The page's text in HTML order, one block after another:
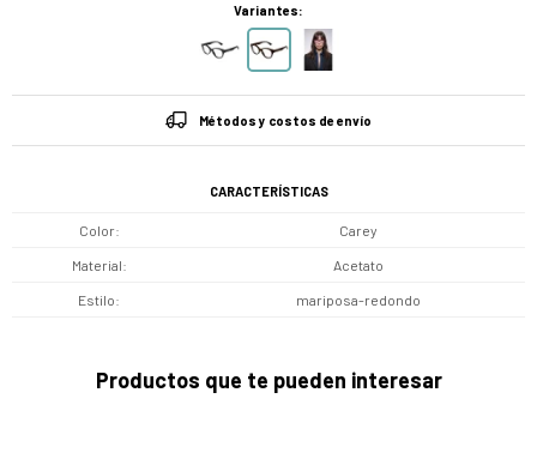
Variantes:
Métodos y costos de envío
CARACTERÍSTICAS
Color Carey
Material Acetato
Estilo mariposa-redondo
Productos que te pueden interesar